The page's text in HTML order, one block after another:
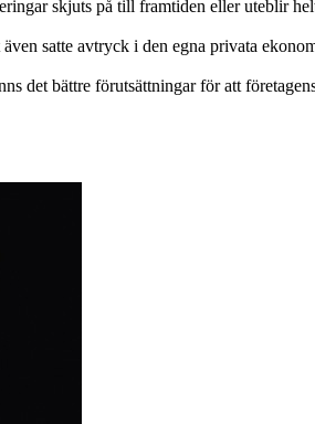
skjuts på till framtiden eller uteblir
satte avtryck i den egna privata
det bättre förutsättningar för att